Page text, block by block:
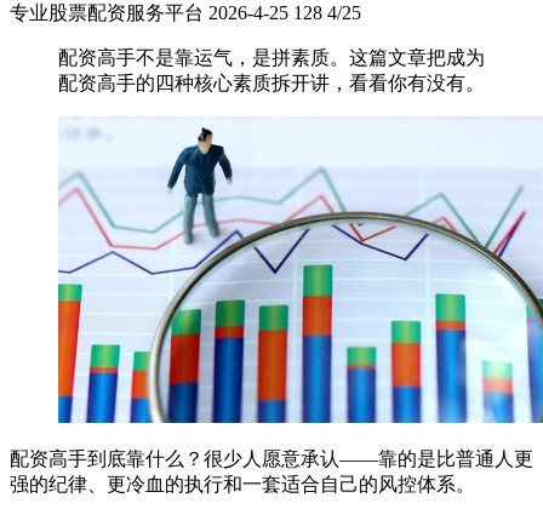
专业股票配资服务平台 2026-4-25 128 4/25
配资高手不是靠运气，是拼素质。这篇文章把成为
配资高手的四种核心素质拆开讲，看看你有没有。
配资高手到底靠什么？很少人愿意承认——靠的是比普通人更
强的纪律、更冷血的执行和一套适合自己的风控体系。